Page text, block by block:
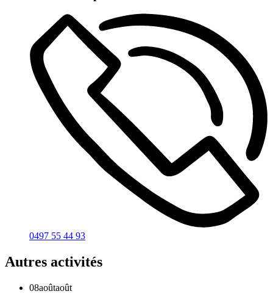
0497 55 44 93
Autres activités
08aoûtaoût